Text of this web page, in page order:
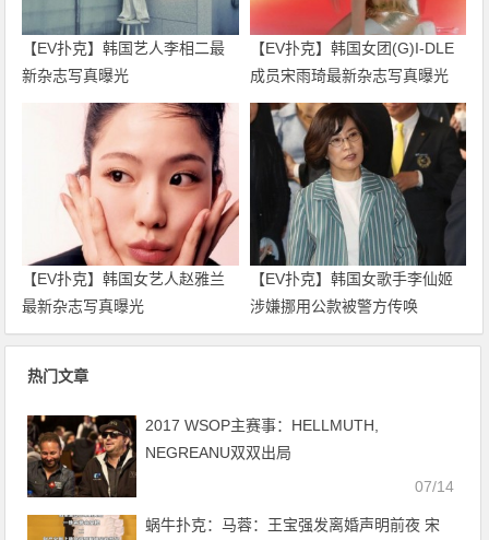
【EV扑克】韩国艺人李相二最
新杂志写真曝光
【EV扑克】韩国女团(G)I-DLE
成员宋雨琦最新杂志写真曝光
【EV扑克】韩国女艺人赵雅兰
最新杂志写真曝光
【EV扑克】韩国女歌手李仙姬
涉嫌挪用公款被警方传唤
热门文章
2017 WSOP主赛事：HELLMUTH,
NEGREANU双双出局
07/14
蜗牛扑克：马蓉：王宝强发离婚声明前夜 宋